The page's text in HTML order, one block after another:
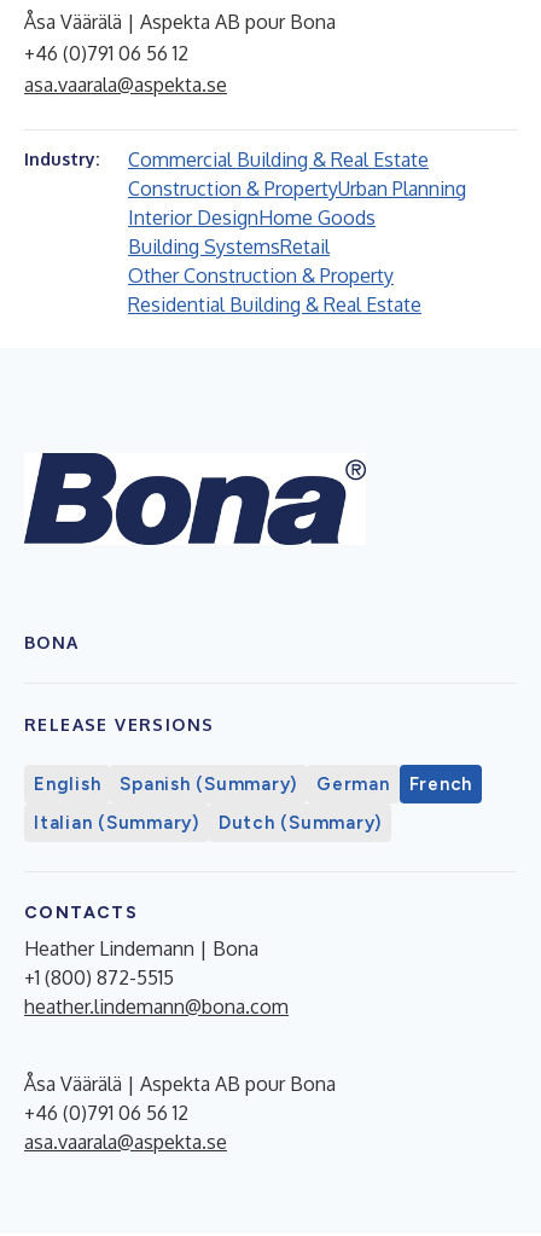
Åsa Väärälä | Aspekta AB pour Bona
+46 (0)791 06 56 12
asa.vaarala@aspekta.se
Industry:
Commercial Building & Real Estate
Construction & PropertyUrban Planning
Interior DesignHome Goods
Building SystemsRetail
Other Construction & Property
Residential Building & Real Estate
BONA
RELEASE VERSIONS
English Spanish (Summary) German
French
Italian (Summary)
Dutch (Summary)
CONTACTS
Heather Lindemann | Bona
+1 (800) 872-5515
heather.lindemann@bona.com
Åsa Väärälä | Aspekta AB pour Bona
+46 (0)791 06 56 12
asa.vaarala@aspekta.se